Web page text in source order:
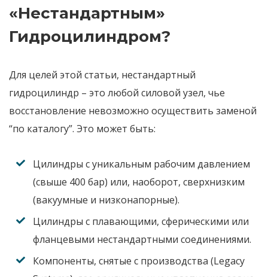
«Нестандартным»
Гидроцилиндром?
Для целей этой статьи, нестандартный
гидроцилиндр – это любой силовой узел, чье
восстановление невозможно осуществить заменой
“по каталогу”. Это может быть:
Цилиндры с уникальным рабочим давлением
(свыше 400 бар) или, наоборот, сверхнизким
(вакуумные и низконапорные).
Цилиндры с плавающими, сферическими или
фланцевыми нестандартными соединениями.
Компоненты, снятые с производства (Legacy